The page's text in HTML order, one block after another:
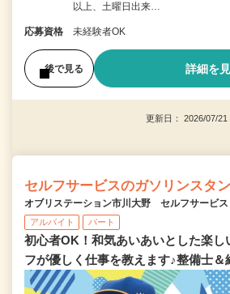
以上、土曜日出来…
応募資格 未経験者OK
後で見る 詳細を
更新日： 2026/07/
セルフサービスのガソリンスタ
オブリステーション市川大野 セルフサービス
アルバイト パート
初心者OK！和気あいあいとした楽し
フが優しく仕事を教えます♪整備士＆